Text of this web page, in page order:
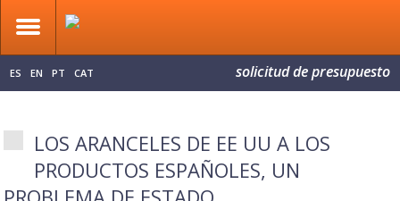
solicitud de presupuesto
ES EN PT CAT
LOS ARANCELES DE EE UU A LOS
PRODUCTOS ESPAÑOLES, UN